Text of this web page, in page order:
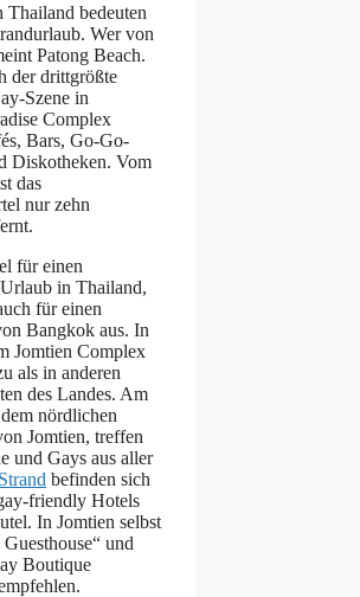
Thailand bedeuten
Wer von
Patong Beach.
der drittgrößte
Szene in
Complex
Bars, Go-Go-
Diskotheken. Vom
das
nur zehn
für einen
in Thailand,
für einen
Bangkok aus. In
Jomtien Complex
als in anderen
des Landes. Am
nördlichen
Jomtien, treffen
und Gays aus aller
Strand befinden sich
friendly Hotels
In Jomtien selbst
und
Boutique